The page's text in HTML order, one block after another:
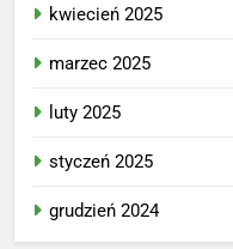
kwiecień 2025
marzec 2025
luty 2025
styczeń 2025
grudzień 2024